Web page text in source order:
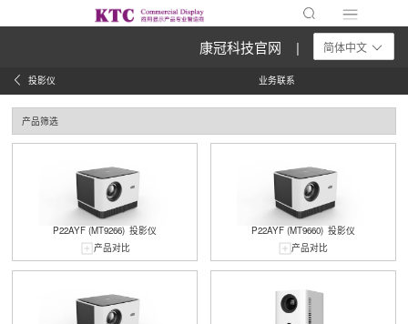
康冠科技官网 | 简体中文
投影仪 业务联系
产品筛选
P22AYF (MT9266) 投影仪
产品对比
P22AYF (MT9660) 投影仪
产品对比